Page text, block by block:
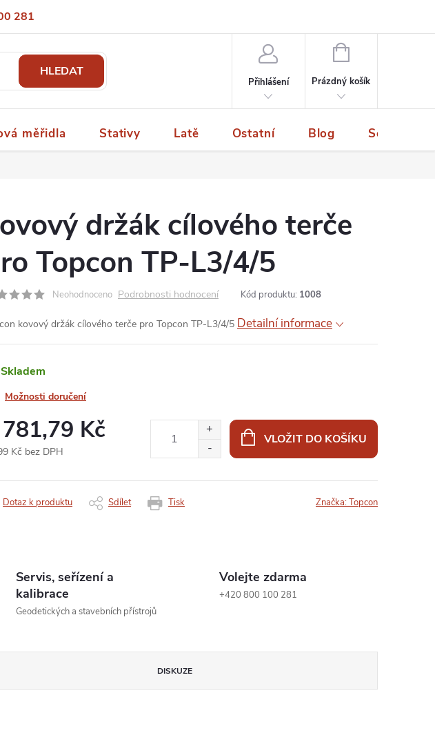
281
HLEDAT
Přihlášení
NÁKUPNÍ
Prázdný košík
měřidla Stativy Latě Ostatní Blog Servis a
držák cílového terče
Topcon TP-L3/4/5
Neohodnoceno Podrobnosti hodnocení Kód produktu: 1008
kovový držák cílového terče pro Topcon TP-L3/4/5 Detailní informace
Skladem
Možnosti doručení
Kč
Kč bez DPH
VLOŽIT DO KOŠÍKU
Tisk
Dotaz k produktu Sdílet Značka:Topcon
Servis, seřízení a
kalibrace
Geodetických a stavebních přístrojů
Volejte zdarma
+420 800 100 281
DISKUZE